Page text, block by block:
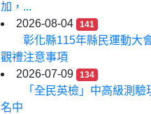
加，...
2026-08-04
141
彰化縣115年縣民運動大
觀禮注意事項
2026-07-09
134
「全民英檢」中高級測驗
名中